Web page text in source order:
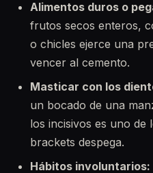
Alimentos duros o
frutos secos enteros,
o chicles ejerce una
vencer al cemento.
Masticar con los
un bocado de una
los incisivos es uno de
brackets despega.
Hábitos involuntarios: